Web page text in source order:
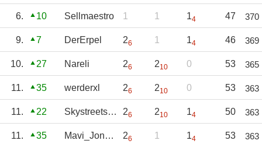
6. 10 Sellmaestro 1 1 14 47 370
9. 7 DerErpel 26 1 14 46 369
10. 27 Nareli 26 210 0 53 365
11. 35 werderxl 26 210 0 53 363
11. 22 Skystreetsoccer 26 210 14 50 363
11. 35 Mavi_Jones88 26 1 14 53 363